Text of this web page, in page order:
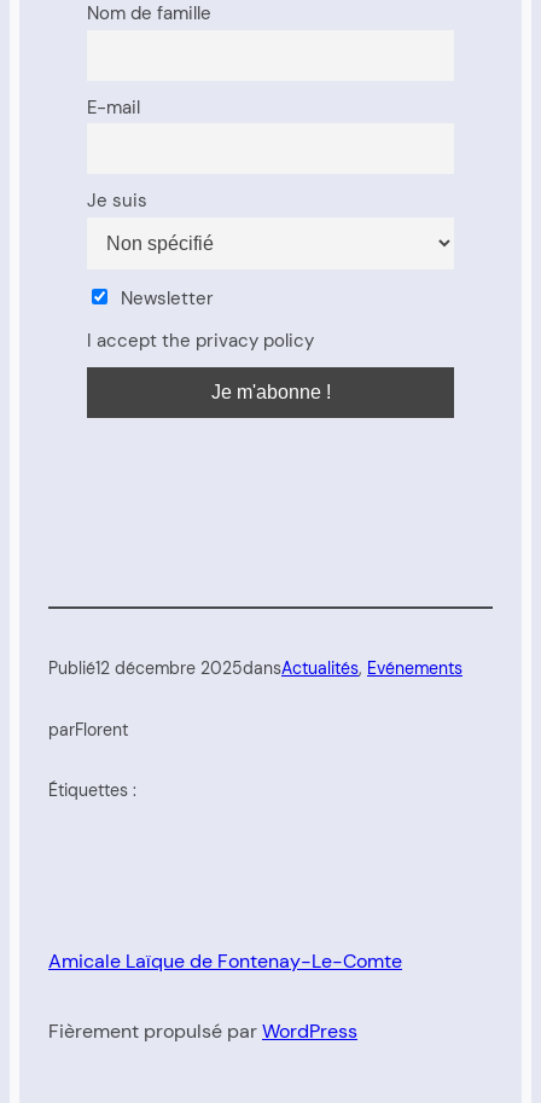
Nom de famille
E-mail
Je suis
Newsletter
I accept the privacy policy
Publié12 décembre 2025dansActualités, Evénements
parFlorent
Étiquettes :
Amicale Laïque de Fontenay-Le-Comte
Fièrement propulsé parWordPress